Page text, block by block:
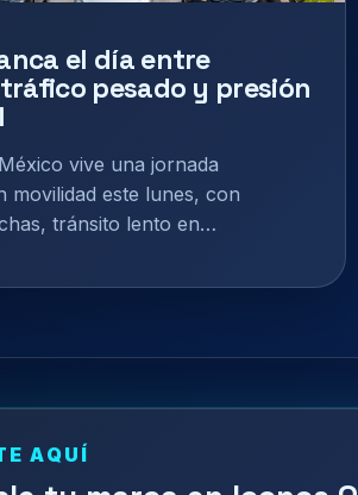
el día entre
pesado y presión
vive una jornada
movilidad este lunes, con
tránsito lento en…
AQUÍ